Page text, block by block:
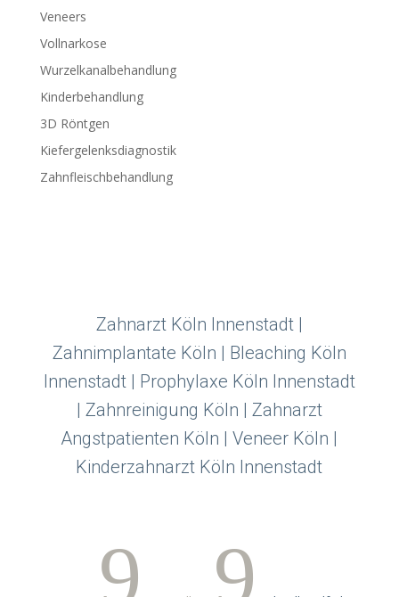
Veneers
Vollnarkose
Wurzelkanalbehandlung
Kinderbehandlung
3D Röntgen
Kiefergelenksdiagnostik
Zahnfleischbehandlung
Zahnarzt Köln Innenstadt |
Zahnimplantate Köln | Bleaching Köln
Innenstadt | Prophylaxe Köln Innenstadt
| Zahnreinigung Köln | Zahnarzt
Angstpatienten Köln | Veneer Köln |
Kinderzahnarzt Köln Innenstadt
9 9